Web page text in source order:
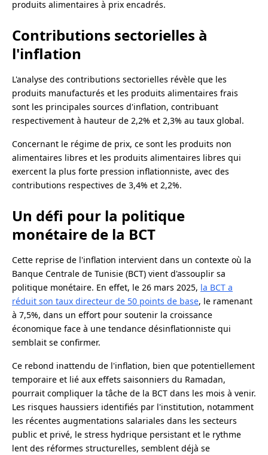
produits alimentaires à prix encadrés.
Contributions sectorielles à
l'inflation
L'analyse des contributions sectorielles révèle que les
produits manufacturés et les produits alimentaires frais
sont les principales sources d'inflation, contribuant
respectivement à hauteur de 2,2% et 2,3% au taux global.
Concernant le régime de prix, ce sont les produits non
alimentaires libres et les produits alimentaires libres qui
exercent la plus forte pression inflationniste, avec des
contributions respectives de 3,4% et 2,2%.
Un défi pour la politique
monétaire de la BCT
Cette reprise de l'inflation intervient dans un contexte où la
Banque Centrale de Tunisie (BCT) vient d'assouplir sa
politique monétaire. En effet, le 26 mars 2025, la BCT a
réduit son taux directeur de 50 points de base, le ramenant
à 7,5%, dans un effort pour soutenir la croissance
économique face à une tendance désinflationniste qui
semblait se confirmer.
Ce rebond inattendu de l'inflation, bien que potentiellement
temporaire et lié aux effets saisonniers du Ramadan,
pourrait compliquer la tâche de la BCT dans les mois à venir.
Les risques haussiers identifiés par l'institution, notamment
les récentes augmentations salariales dans les secteurs
public et privé, le stress hydrique persistant et le rythme
lent des réformes structurelles, semblent déjà se